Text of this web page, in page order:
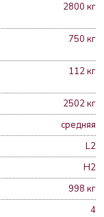
2800 кг
750 кг
112 кг
2502 кг
средняя
L2
H2
998 кг
4